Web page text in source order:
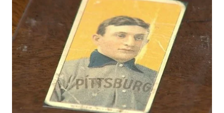
WAHANA
ADVOKAT
WAHANA
INFRASTRUKTUR
WAHANA
KONSUMEN